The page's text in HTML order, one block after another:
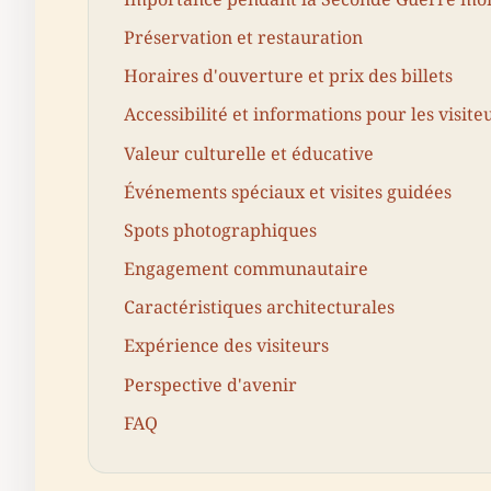
Préservation et restauration
Horaires d'ouverture et prix des billets
Accessibilité et informations pour les
Valeur culturelle et éducative
Événements spéciaux et visites guidées
Spots photographiques
Engagement communautaire
Caractéristiques architecturales
Expérience des visiteurs
Perspective d'avenir
FAQ